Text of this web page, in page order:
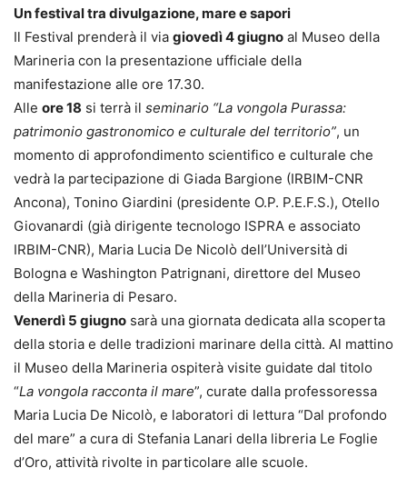
Un festival tra divulgazione, mare e sapori
Il Festival prenderà il via giovedì 4 giugno al Museo della
Marineria con la presentazione ufficiale della
manifestazione alle ore 17.30.
Alle ore 18 si terrà il seminario “La vongola Purassa:
patrimonio gastronomico e culturale del territorio”, un
momento di approfondimento scientifico e culturale che
vedrà la partecipazione di Giada Bargione (IRBIM-CNR
Ancona), Tonino Giardini (presidente O.P. P.E.F.S.), Otello
Giovanardi (già dirigente tecnologo ISPRA e associato
IRBIM-CNR), Maria Lucia De Nicolò dell’Università di
Bologna e Washington Patrignani, direttore del Museo
della Marineria di Pesaro.
Venerdì 5 giugno sarà una giornata dedicata alla scoperta
della storia e delle tradizioni marinare della città. Al mattino
il Museo della Marineria ospiterà visite guidate dal titolo
“La vongola racconta il mare”, curate dalla professoressa
Maria Lucia De Nicolò, e laboratori di lettura “Dal profondo
del mare” a cura di Stefania Lanari della libreria Le Foglie
d’Oro, attività rivolte in particolare alle scuole.